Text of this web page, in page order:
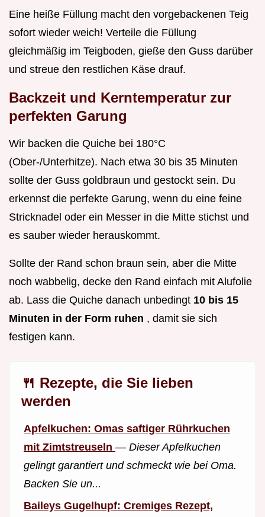
Eine heiße Füllung macht den vorgebackenen Teig
sofort wieder weich! Verteile die Füllung
gleichmäßig im Teigboden, gieße den Guss darüber
und streue den restlichen Käse drauf.
Backzeit und Kerntemperatur zur
perfekten Garung
Wir backen die Quiche bei 180°C
(Ober-/Unterhitze). Nach etwa 30 bis 35 Minuten
sollte der Guss goldbraun und gestockt sein. Du
erkennst die perfekte Garung, wenn du eine feine
Stricknadel oder ein Messer in die Mitte stichst und
es sauber wieder herauskommt.
Sollte der Rand schon braun sein, aber die Mitte
noch wabbelig, decke den Rand einfach mit Alufolie
ab. Lass die Quiche danach unbedingt 10 bis 15
Minuten in der Form ruhen , damit sie sich
festigen kann.
🍴 Rezepte, die Sie lieben
werden
Apfelkuchen: Omas saftiger Rührkuchen
mit Zimtstreuseln — Dieser Apfelkuchen
gelingt garantiert und schmeckt wie bei Oma.
Backen Sie un...
Baileys Gugelhupf: Cremiges Rezept,